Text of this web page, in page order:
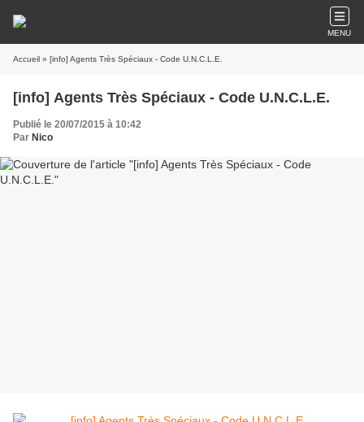
MENU
Accueil » [info] Agents Très Spéciaux - Code U.N.C.L.E.
[info] Agents Très Spéciaux - Code U.N.C.L.E.
Publié le 20/07/2015 à 10:42
Par Nico